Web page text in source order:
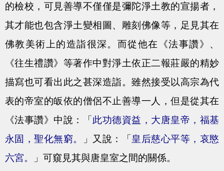
的檢校，可見善導不僅僅是彌陀淨土教的宣揚者，
其才能也包含淨土變相圖、雕刻佛像等，足見其在
佛教美術上的造詣很深。而從他在《法事讚》、
《往生禮讚》等著作中對淨土依正二報莊嚴的精妙
描寫也可看出此之甚深造詣。雖然接受以高宗為代
表的帝室的皈依的僧侶不止善導一人，但是從其在
《法事讚》中說：「 此功德資益，大唐皇帝，福基
永固，聖化無窮。
」又說：「 皇后慈心平等，哀愍
六宮。
」可窺見其與唐皇室之間的關係。